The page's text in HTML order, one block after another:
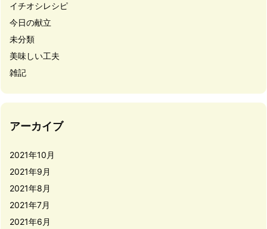
イチオシレシピ
今日の献立
未分類
美味しい工夫
雑記
アーカイブ
2021年10月
2021年9月
2021年8月
2021年7月
2021年6月